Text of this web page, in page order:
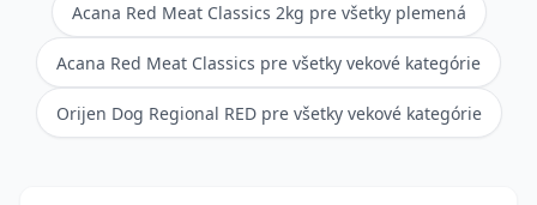
Acana Red Meat Classics 2kg pre všetky plemená
Acana Red Meat Classics pre všetky vekové kategórie
Orijen Dog Regional RED pre všetky vekové kategórie